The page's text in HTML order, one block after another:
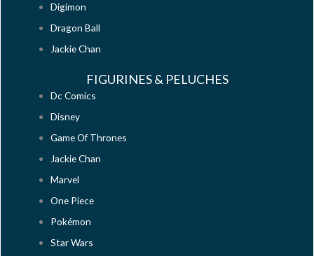
Digimon
Dragon Ball
Jackie Chan
FIGURINES & PELUCHES
Dc Comics
Disney
Game Of Thrones
Jackie Chan
Marvel
One Piece
Pokémon
Star Wars